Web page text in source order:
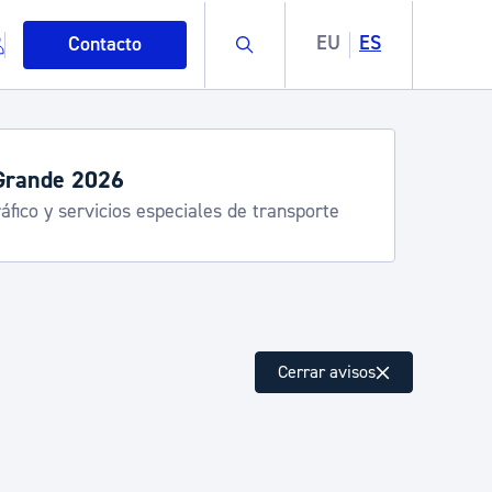
Contacto Buscar EU ES
y medioambiente
2026
y servicios especiales de transporte
Cerrar avisos